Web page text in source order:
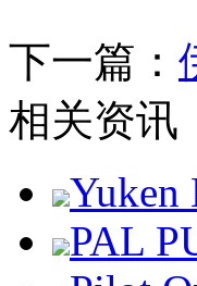
下一篇：
相关资讯
Yuken
PAL